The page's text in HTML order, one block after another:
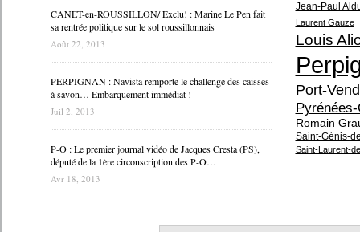
Jean-Paul
Laurent Gauze
Louis
Port-
Romain
Saint-Génis-
Saint-Laurent-
CANET-en-ROUSSILLON/ Exclu! : Marine Le Pen fait
sa rentrée politique sur le sol roussillonnais
Août 22, 2013
PERPIGNAN : Navista remporte le challenge des caisses
à savon… Embarquement immédiat !
Juil 2, 2013
P-O : Le premier journal vidéo de Jacques Cresta (PS),
député de la 1ère circonscription des P-O…
Avr 18, 2013